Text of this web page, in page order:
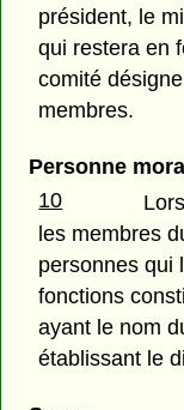
président, le
qui restera en
comité
membres.
Personne
10
les membres
personnes qui
fonctions
ayant le nom
établissant le